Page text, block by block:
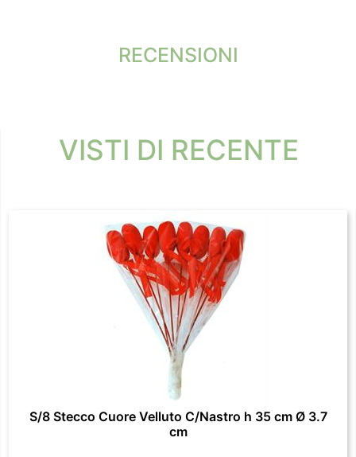
RECENSIONI
VISTI DI RECENTE
S/8 Stecco Cuore Velluto C/Nastro h 35 cm Ø 3.7
cm